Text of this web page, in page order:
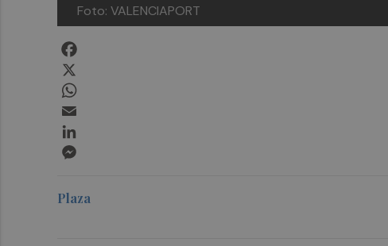
Foto: VALENCIAPORT
Plaza